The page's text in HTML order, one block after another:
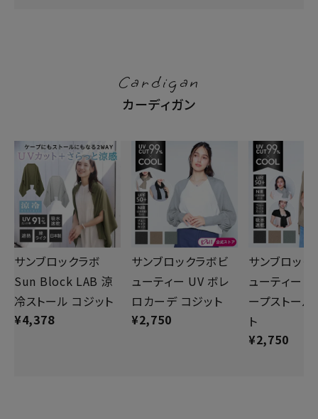
Cardigan
カーディガン
サンブロックラボ
Sun Block LAB 涼
冷ストール コジット
¥4,378
サンブロックラボビ
ューティー UV ボレ
ロカーデ コジット
¥2,750
サンブロック
ューティー
ープストール
ト
¥2,750